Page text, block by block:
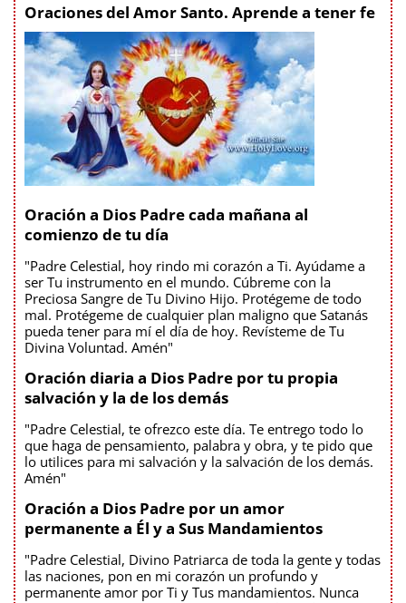
Oraciones del Amor Santo. Aprende a tener fe
Oración a Dios Padre cada mañana al
comienzo de tu día
"Padre Celestial, hoy rindo mi corazón a Ti. Ayúdame a
ser Tu instrumento en el mundo. Cúbreme con la
Preciosa Sangre de Tu Divino Hijo. Protégeme de todo
mal. Protégeme de cualquier plan maligno que Satanás
pueda tener para mí el día de hoy. Revísteme de Tu
Divina Voluntad. Amén"
Oración diaria a Dios Padre por tu propia
salvación y la de los demás
"Padre Celestial, te ofrezco este día. Te entrego todo lo
que haga de pensamiento, palabra y obra, y te pido que
lo utilices para mi salvación y la salvación de los demás.
Amén"
Oración a Dios Padre por un amor
permanente a Él y a Sus Mandamientos
"Padre Celestial, Divino Patriarca de toda la gente y todas
las naciones, pon en mi corazón un profundo y
permanente amor por Ti y Tus mandamientos. Nunca